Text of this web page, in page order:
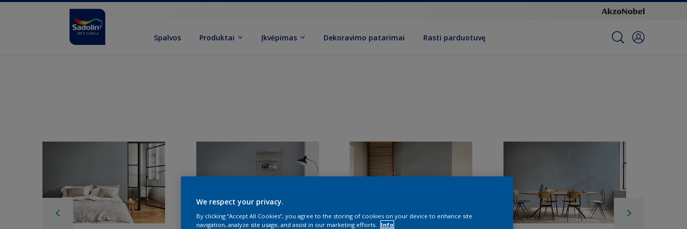
Spalvos Produktai Įkvėpimas Dekoravimo patarimai Rasti parduotuvę
We respect your privacy.
By clicking “Accept All Cookies”, you agree to the storing of cookies on your device to enhance site
navigation, analyze site usage, and assist in our marketing efforts.
Info